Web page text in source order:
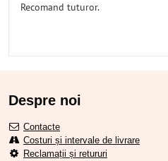
Recomand tuturor.
Despre noi
Contacte
Costuri și intervale de livrare
Reclamații și retururi